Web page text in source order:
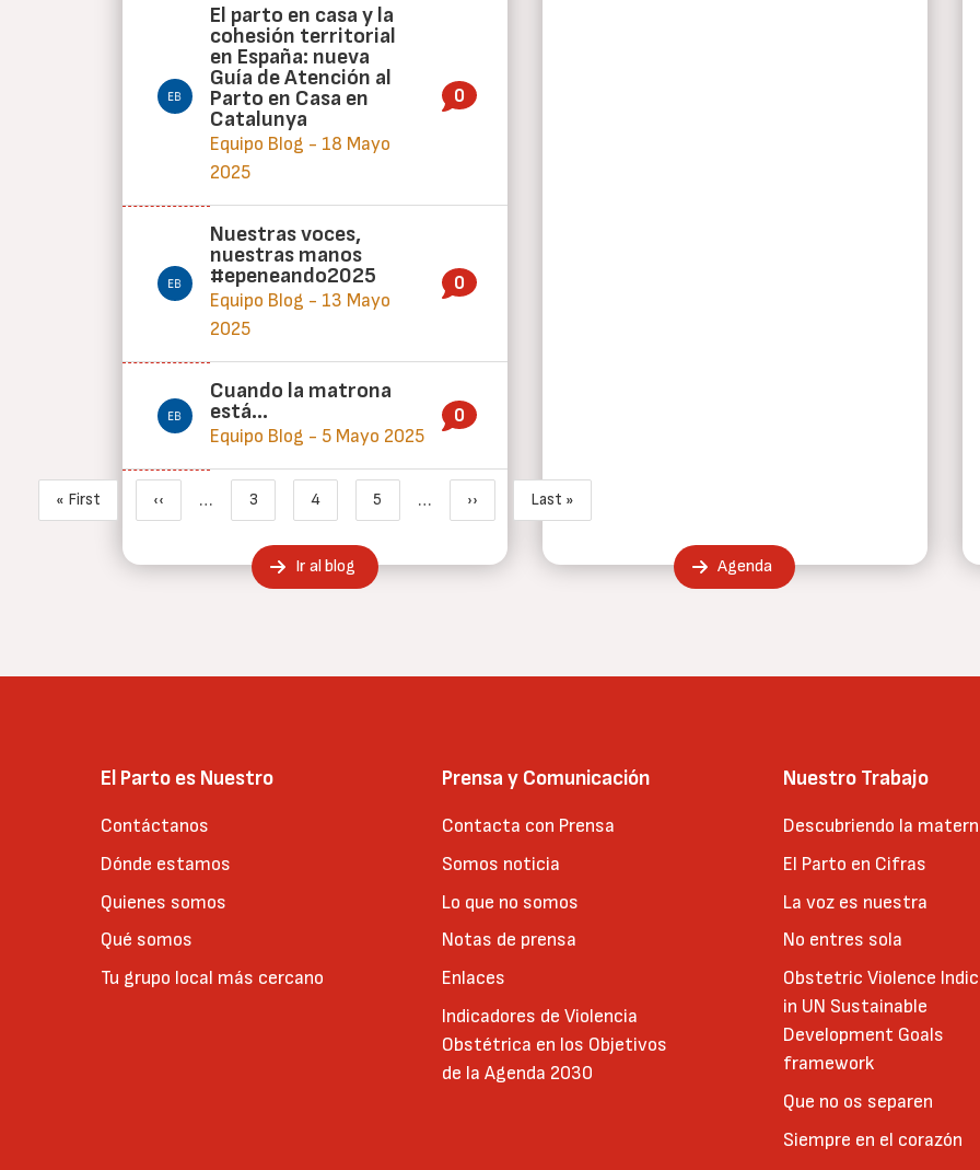
El parto en casa y la
cohesión territorial
en España: nueva
Guía de Atención al
Parto en Casa en
Catalunya
Equipo Blog - 18 Mayo
2025
0
Nuestras voces,
nuestras manos
#epeneando2025
Equipo Blog - 13 Mayo
2025
0
Cuando la matrona
está...
Equipo Blog - 5 Mayo 2025
0
Paginación
Primera página
« First
Página anterior
‹‹ … Page
3
Página actual
4
Page
5 … Siguiente página
››
Última página
Last »
Ir al blog Agenda
El Parto es Nuestro
Contáctanos
Dónde estamos
Quienes somos
Qué somos
Tu grupo local más cercano
Prensa y Comunicación
Contacta con Prensa
Somos noticia
Lo que no somos
Notas de prensa
Enlaces
Indicadores de Violencia
Obstétrica en los Objetivos
de la Agenda 2030
Nuestro Trabajo
Descubriendo la
El Parto en Cifras
La voz es nuestra
No entres sola
Obstetric Violence
in UN Sustainable
Development Goals
framework
Que no os separen
Siempre en el corazón